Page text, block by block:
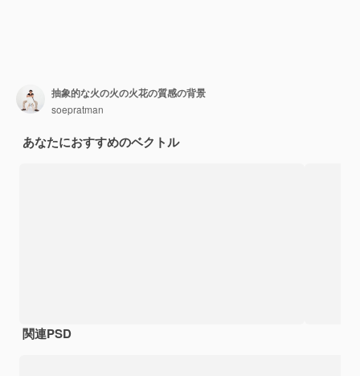
抽象的な火の火の火花の質感の背景
soepratman
あなたにおすすめのベクトル
関連PSD